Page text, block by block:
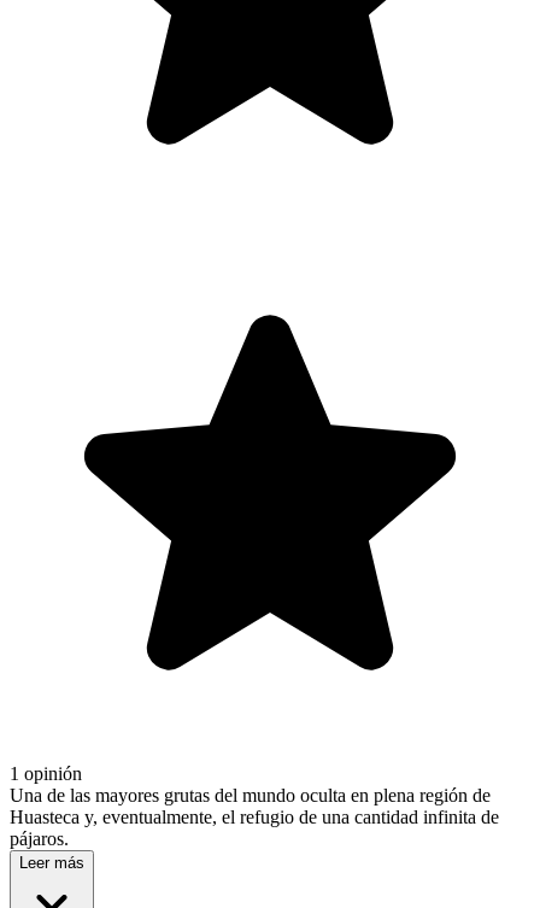
1 opinión
Una de las mayores grutas del mundo oculta en plena región de
Huasteca y, eventualmente, el refugio de una cantidad infinita de
pájaros.
Leer más